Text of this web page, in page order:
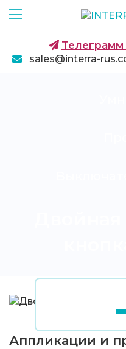
sales@interra-
Аппликации и